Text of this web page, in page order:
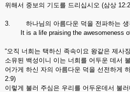
위해서 중보의 기도를 드리십시오 (삼상
3. 하나님의 아름다운 덕을 전파하는 생
It is a life praising the awesomeness
“오직 너희는 택하신 족속이요 왕같은 제사
소유된 백성이니 이는 너희를 어두운 데서
어가게 하신 자의 아름다운 덕을 선전하게
2:9)
이렇게 불러 주심은 우리를 어두운데서 불